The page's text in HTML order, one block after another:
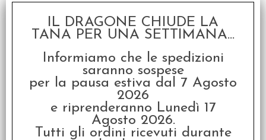
Merlin
Gioco da tavolo in inglese
Disponibilità: NON DISPONIBILE
IL DRAGONE CHIUDE LA
TANA PER UNA SETTIMANA...
Informiamo che le spedizioni
saranno sospese
per la pausa estiva dal 7 Agosto
2026
e riprenderanno Lunedì 17
Agosto 2026.
Tutti gli ordini ricevuti durante